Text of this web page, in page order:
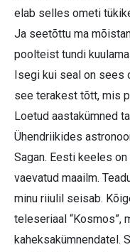
elab selles ometi
Ja seetõttu ma
poolteist tundi
Isegi kui seal on sees
see terakest tõtt, mis
Loetud aastakümned
Ühendriikides
Sagan. Eesti keeles
vaevatud maailm.
minu riiulil seisab.
teleseriaal “Kosmos”,
kaheksakümnendatel.